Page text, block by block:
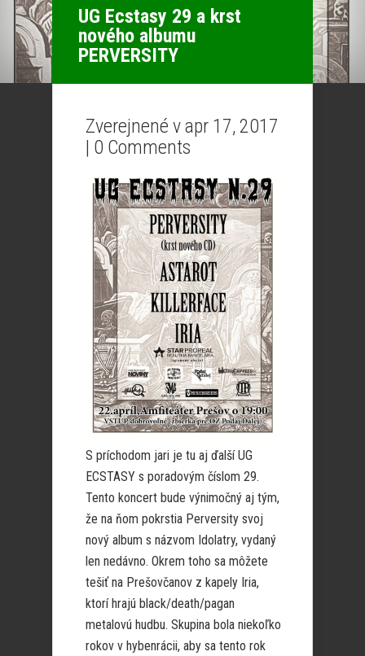
UG Ecstasy 29 a krst
nového albumu
PERVERSITY
Zverejnené v apr 17, 2017
| 0 Comments
S príchodom jari je tu aj ďalší UG
ECSTASY s poradovým číslom 29.
Tento koncert bude výnimočný aj tým,
že na ňom pokrstia Perversity svoj
nový album s názvom Idolatry, vydaný
len nedávno. Okrem toho sa môžete
tešiť na Prešovčanov z kapely Iria,
ktorí hrajú black/death/pagan
metalovú hudbu. Skupina bola niekoľko
rokov v hybenrácii, aby sa tento rok